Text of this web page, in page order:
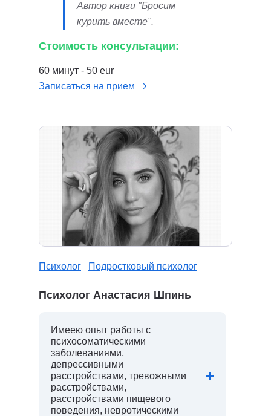
Автор книги "Бросим
курить вместе".
Стоимость консультации:
60 минут - 50 eur
Записаться на прием
Психолог Подростковый психолог
Психолог Анастасия Шпинь
Имеею опыт работы с
психосоматическими
заболеваниями,
депрессивными
расстройствами, тревожными
расстройствами,
расстройствами пищевого
поведения, невротическими